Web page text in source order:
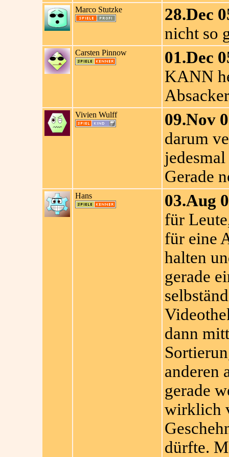
Marco Stutzke
28.Dec
nicht so
Carsten Pinnow
01.Dec
KANN
Vivien Wulff
09.Nov
darum
Gerade
Hans
03.Aug
für
für eine
halten
gerade
dann
anderen
gerade
wirklich
dürfte.